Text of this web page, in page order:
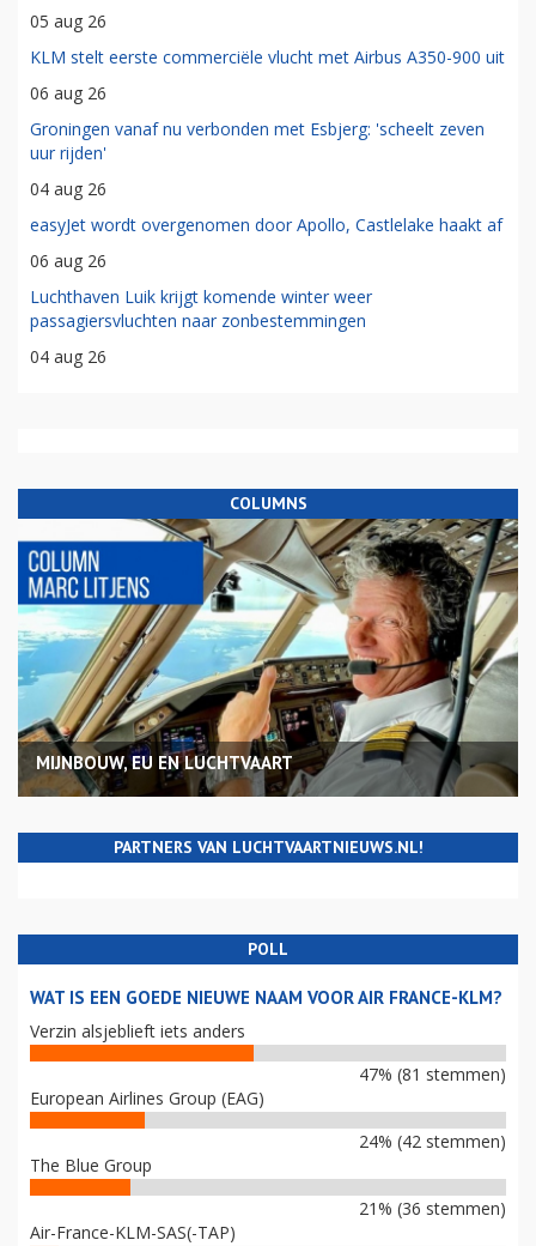
05 aug 26
KLM stelt eerste commerciële vlucht met Airbus A350-900 uit
06 aug 26
Groningen vanaf nu verbonden met Esbjerg: 'scheelt zeven
uur rijden'
04 aug 26
easyJet wordt overgenomen door Apollo, Castlelake haakt af
06 aug 26
Luchthaven Luik krijgt komende winter weer
passagiersvluchten naar zonbestemmingen
04 aug 26
COLUMNS
MIJNBOUW, EU EN LUCHTVAART
PARTNERS VAN LUCHTVAARTNIEUWS.NL!
POLL
WAT IS EEN GOEDE NIEUWE NAAM VOOR AIR FRANCE-KLM?
Verzin alsjeblieft iets anders
47% (81 stemmen)
European Airlines Group (EAG)
24% (42 stemmen)
The Blue Group
21% (36 stemmen)
Air-France-KLM-SAS(-TAP)